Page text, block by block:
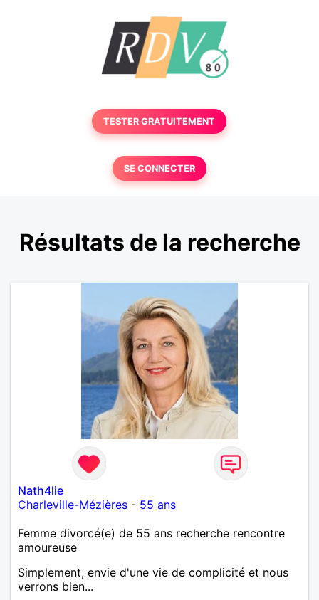
TESTER GRATUITEMENT
SE CONNECTER
Résultats de la recherche
Nath4lie
Charleville-Mézières - 55 ans
Femme divorcé(e) de 55 ans recherche rencontre
amoureuse
Simplement, envie d'une vie de complicité et nous
verrons bien...